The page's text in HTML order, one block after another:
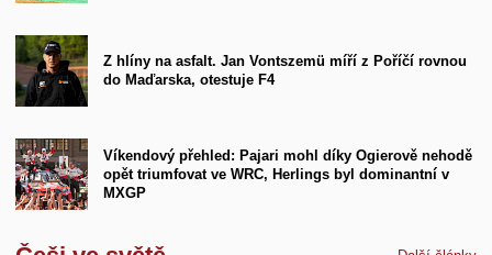
Z hlíny na asfalt. Jan Vontszemü míří z Poříčí rovnou
do Maďarska, otestuje F4
Víkendový přehled: Pajari mohl díky Ogierově nehodě
opět triumfovat ve WRC, Herlings byl dominantní v
MXGP